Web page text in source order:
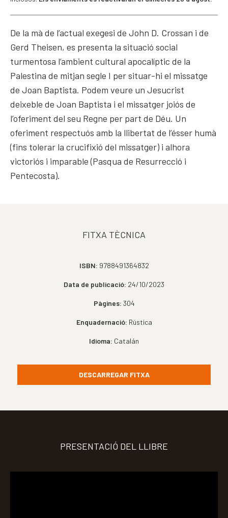
De la mà de l’actual exegesi de John D. Crossan i de
Gerd Theisen, es presenta la situació social
turmentosa l’ambient cultural apocalíptic de la
Palestina de mitjan segle I per situar-hi el missatge
de Joan Baptista. Podem veure un Jesucrist
deixeble de Joan Baptista i el missatger joiós de
l’oferiment del seu Regne per part de Déu. Un
oferiment respectuós amb la llibertat de l’ésser humà
(fins tolerar la crucifixió del missatger) i alhora
victoriós i imparable (Pasqua de Resurrecció i
Pentecosta).
FITXA TÈCNICA
ISBN: 9788491364832
Data de publicació: 24/10/2023
Pàgines: 304
Enquadernació: Rústica
Idioma: Catalán
DESCARREGAR FITXA
PRESENTACIÓ DEL LLIBRE